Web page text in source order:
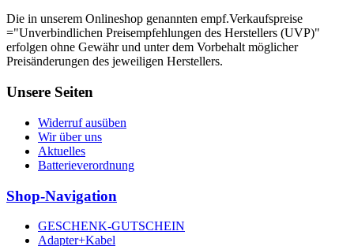
Die in unserem Onlineshop genannten empf.Verkaufspreise
="Unverbindlichen Preisempfehlungen des Herstellers (UVP)"
erfolgen ohne Gewähr und unter dem Vorbehalt möglicher
Preisänderungen des jeweiligen Herstellers.
Unsere Seiten
Widerruf ausüben
Wir über uns
Aktuelles
Batterieverordnung
Shop-Navigation
GESCHENK-GUTSCHEIN
Adapter+Kabel